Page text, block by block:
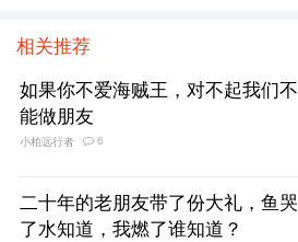
相关推荐
如果你不爱海贼王，对不起我们不
能做朋友
小柏远行者 6
二十年的老朋友带了份大礼，鱼哭
了水知道，我燃了谁知道？